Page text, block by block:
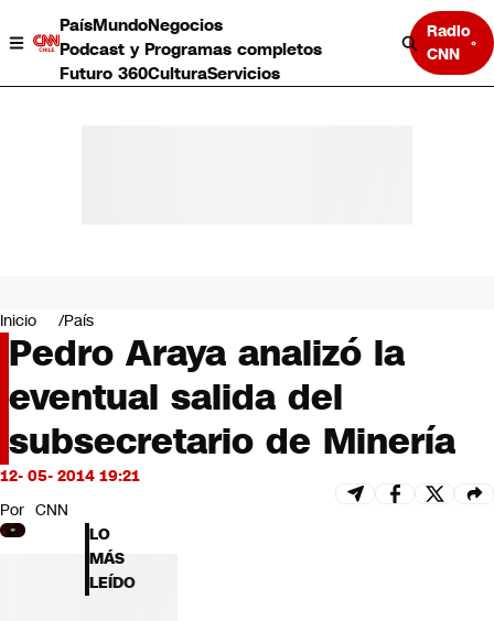
PaísMundoNegocios
Podcast y Programas completos
Futuro 360CulturaServicios
Radio
CNN
Negocios
Deportes
Programas completos
Cultura
Servicios
Bits
CNN tiempo
Futuro 360
Opinión
Inicio País
Pedro Araya analizó la
eventual salida del
subsecretario de Minería
12- 05- 2014 19:21
Por CNN
LO
MÁS
LEÍDO